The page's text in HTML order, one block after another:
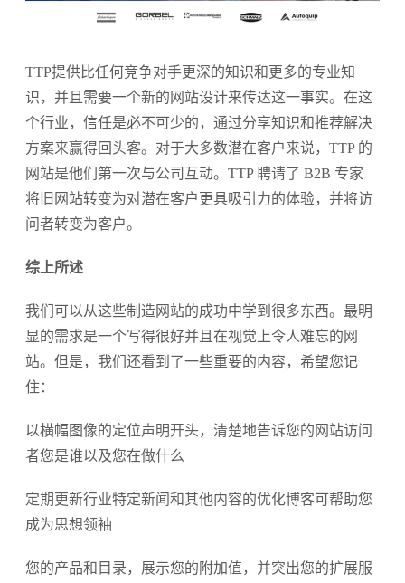
TTP提供比任何竞争对手更深的知识和更多的专业知
识，并且需要一个新的网站设计来传达这一事实。在这
个行业，信任是必不可少的，通过分享知识和推荐解决
方案来赢得回头客。对于大多数潜在客户来说，TTP 的
网站是他们第一次与公司互动。TTP 聘请了 B2B 专家
将旧网站转变为对潜在客户更具吸引力的体验，并将访
问者转变为客户。
综上所述
我们可以从这些制造网站的成功中学到很多东西。最明
显的需求是一个写得很好并且在视觉上令人难忘的网
站。但是，我们还看到了一些重要的内容，希望您记
住：
以横幅图像的定位声明开头，清楚地告诉您的网站访问
者您是谁以及您在做什么
定期更新行业特定新闻和其他内容的优化博客可帮助您
成为思想领袖
您的产品和目录，展示您的附加值，并突出您的扩展服